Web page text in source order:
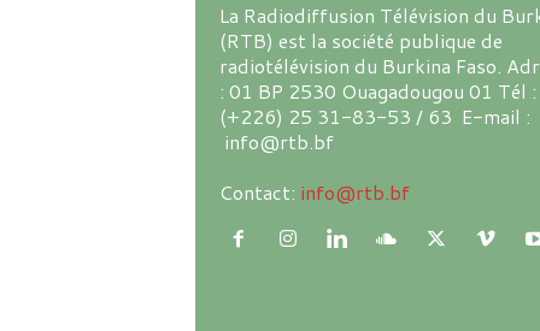
La Radiodiffusion Télévision du
(RTB) est la société publique de
radiotélévision du Burkina Faso.
: 01 BP 2530 Ouagadougou 01 Tél :
(+226) 25 31-83-53 / 63 E-mail :
info@rtb.bf
Contact: info@rtb.bf